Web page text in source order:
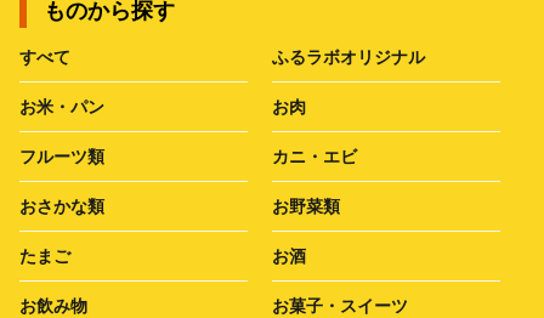
ものから探す
すべて ふるラボオリジナル
お米・パン お肉
フルーツ類 カニ・エビ
おさかな類 お野菜類
たまご お酒
お飲み物 お菓子・スイーツ